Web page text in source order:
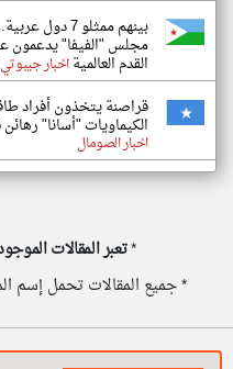
مجلس "الفيفا" يدعمون
القدم العالميةاخبار جيبوتي
قراصنة يتخذون أفراد
الكيماويات "أسانا"
اخبار الصومال
*تعبر المقالات
* جميع المقالات تحمل إسم